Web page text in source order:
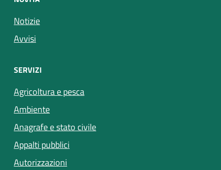
Notizie
Avvisi
SERVIZI
Agricoltura e pesca
Ambiente
Anagrafe e stato civile
Appalti pubblici
Autorizzazioni